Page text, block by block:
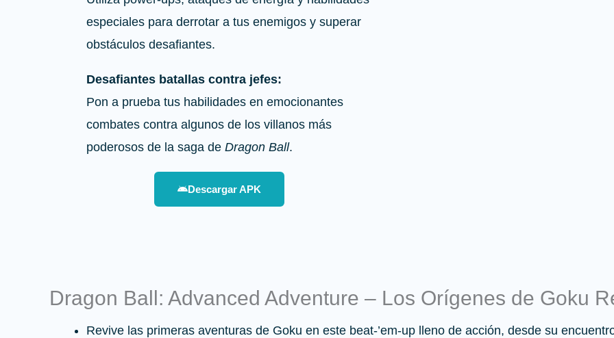
especiales para derrotar a tus enemigos y superar
obstáculos desafiantes.
Desafiantes batallas contra jefes:
Pon a prueba tus habilidades en emocionantes
combates contra algunos de los villanos más
poderosos de la saga de Dragon Ball.
Descargar APK
Dragon Ball: Advanced Adventure – Los Orígenes de Goku
Revive las primeras aventuras de Goku en este beat-’em-up lleno de acción, desde su